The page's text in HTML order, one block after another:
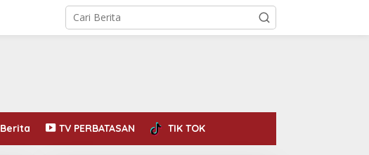
Berita TV PERBATASAN TIK TOK